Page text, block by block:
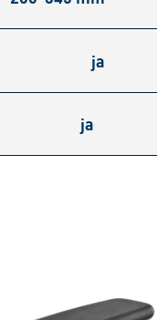
ja
ja